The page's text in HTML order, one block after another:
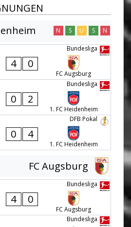
N S U S N
Bundesliga
4 0
FC Augsburg
Bundesliga
0 2
1. FC Heidenheim
DFB Pokal
0 4
1. FC Heidenheim
FC Augsburg
Bundesliga
4 0
FC Augsburg
Bundesliga